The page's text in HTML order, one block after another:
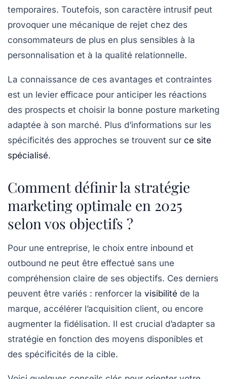
temporaires. Toutefois, son caractère intrusif peut
provoquer une mécanique de rejet chez des
consommateurs de plus en plus sensibles à la
personnalisation et à la qualité relationnelle.
La connaissance de ces avantages et contraintes
est un levier efficace pour anticiper les réactions
des prospects et choisir la bonne posture marketing
adaptée à son marché. Plus d’informations sur les
spécificités des approches se trouvent sur ce site
spécialisé.
Comment définir la stratégie
marketing optimale en 2025
selon vos objectifs ?
Pour une entreprise, le choix entre inbound et
outbound ne peut être effectué sans une
compréhension claire de ses objectifs. Ces derniers
peuvent être variés : renforcer la visibilité de la
marque, accélérer l’acquisition client, ou encore
augmenter la fidélisation. Il est crucial d’adapter sa
stratégie en fonction des moyens disponibles et
des spécificités de la cible.